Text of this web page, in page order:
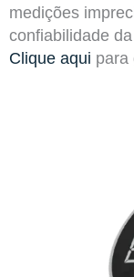
medições
confiabilidade
Clique aqui para